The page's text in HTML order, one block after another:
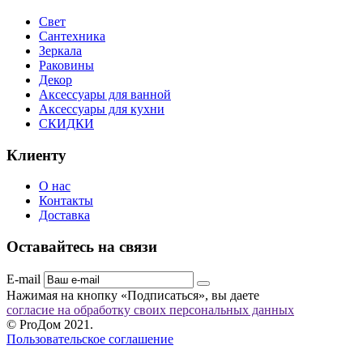
Свет
Сантехника
Зеркала
Раковины
Декор
Аксессуары для ванной
Аксессуары для кухни
СКИДКИ
Клиенту
О нас
Контакты
Доставка
Оставайтесь на связи
E-mail
Нажимая на кнопку «Подписаться», вы даете
согласие на обработку своих персональных данных
© ProДом 2021.
Пользовательское соглашение